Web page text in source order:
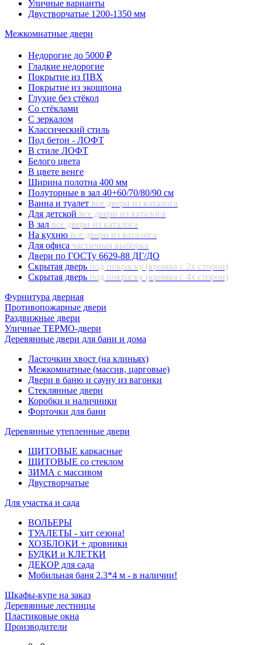
Уличные варианты
Двустворчатые 1200-1350 мм
Межкомнатные двери
Недорогие до 5000 ₽
Гладкие недорогие
Покрытие из ПВХ
Покрытие из экошпона
Глухие без стёкол
Со стёклами
С зеркалом
Классический стиль
Под бетон - ЛОФТ
В стиле ЛОФТ
Белого цвета
В цвете венге
Ширина полотна 400 мм
Полуторные в зал 40+60/70/80/90 см
Ванна и туалет все двери из каталога
Для детской все двери из каталога
В зал все двери из каталога
На кухню все двери из каталога
Для офиса частичная выборка
Двери по ГОСТу 6629-88 ДГ/ДО
Скрытая дверь под покраску (кромка с 2х сторон)
Скрытая дверь под покраску (кромка с 4х сторон)
Фурнитура дверная
Противопожарные двери
Раздвижные двери
Уличные ТЕРМО-двери
Деревянные двери для бани и дома
Ласточкин хвост (на клиньях)
Межкомнатные (массив, царговые)
Двери в баню и сауну из вагонки
Стеклянные двери
Коробки и наличники
Форточки для бани
Деревянные утепленные двери
ЩИТОВЫЕ каркасные
ЩИТОВЫЕ со стеклом
ЗИМА с массивом
Двустворчатые
Для участка и сада
ВОЛЬЕРЫ
ТУАЛЕТЫ - хит сезона!
ХОЗБЛОКИ + дровники
БУДКИ и КЛЕТКИ
ДЕКОР для сада
Мобильная баня 2.3*4 м - в наличии!
Шкафы-купе на заказ
Деревянные лестницы
Пластиковые окна
Производители